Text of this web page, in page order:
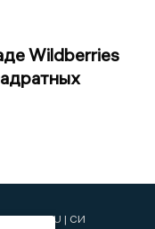
Wildberries
| СИ